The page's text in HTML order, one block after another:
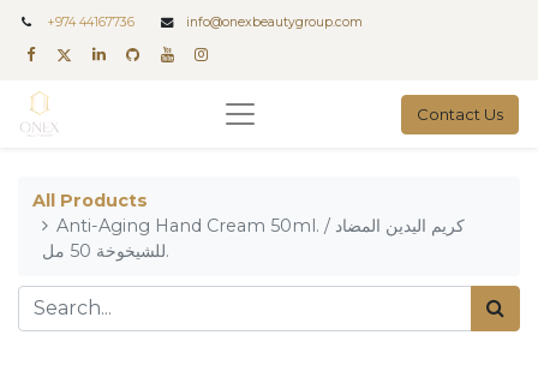
+974 44167736 info@onexbeautygroup.com
Contact Us
All Products
Anti-Aging Hand Cream 50ml. / كريم اليدين المضاد
للشيخوخة 50 مل.